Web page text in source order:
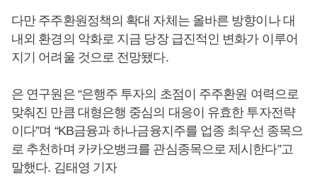
다만 주주환원정책의 확대 자체는 올바른 방향이나 대
내외 환경의 악화로 지금 당장 급진적인 변화가 이루어
지기 어려울 것으로 전망됐다.
은 연구원은 “은행주 투자의 초점이 주주환원 여력으로
맞춰진 만큼 대형은행 중심의 대응이 유효한 투자전략
이다”며 “KB금융과 하나금융지주를 업종 최우선 종목으
로 추천하며 카카오뱅크를 관심종목으로 제시한다”고
말했다. 김태영 기자